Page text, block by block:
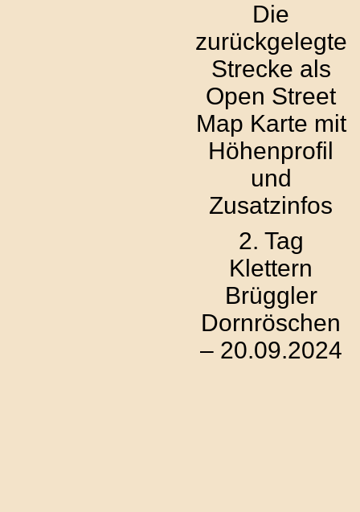
Die
zurückgelegte
Strecke als
Open Street
Map Karte mit
Höhenprofil
und
Zusatzinfos
2. Tag
Klettern
Brüggler
Dornröschen
– 20.09.2024